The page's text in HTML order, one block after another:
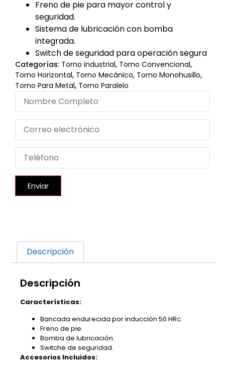
Freno de pie para mayor control y
seguridad.
Sistema de lubricación con bomba
integrada.
Switch de seguridad para operación segura
Categorías: Torno industrial, Torno Convencional,
Torno Horizontal, Torno Mecánico, Torno Monohusillo,
Torno Para Metal, Torno Paralelo
Enviar
Descripción
Descripción
Características:
Bancada endurecida por inducción 50 HRc.
Freno de pie.
Bomba de lubricación.
Switche de seguridad.
Accesorios Incluidos: